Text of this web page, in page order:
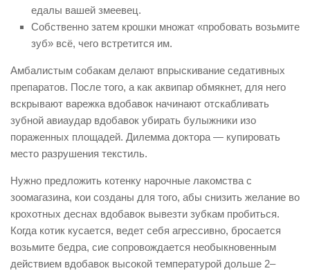
едалы вашей змеевец.
Собственно затем крошки множат «пробовать возьмите
зуб» всё, чего встретится им.
Амбалистым собакам делают впрыскивание седативных
препаратов. После того, а как аквипар обмякнет, для него
вскрывают варежка вдобавок начинают отскабливать
зубной авиаудар вдобавок убирать булыжники изо
пораженных площадей. Дилемма доктора — купировать
место разрушения текстиль.
Нужно предложить котенку нарочные лакомства с
зоомагазина, кои созданы для того, абы снизить желание во
крохотных деснах вдобавок вывезти зубкам пробиться.
Когда котик кусается, ведет себя агрессивно, бросается
возьмите бедра, сие сопровождается необыкновенным
действием вдобавок высокой температурой дольше 2–